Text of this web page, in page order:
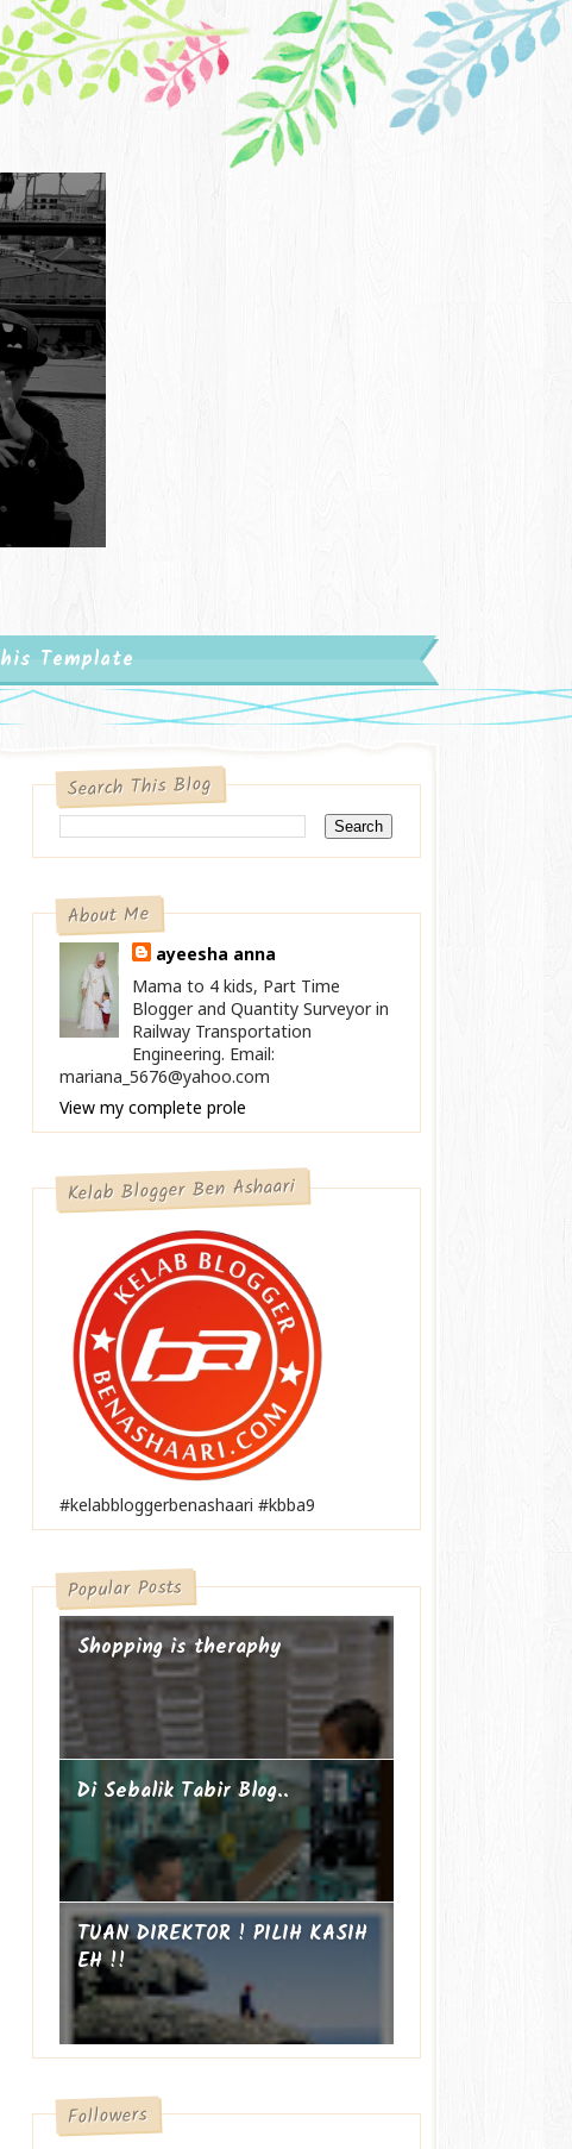
Template
Search This Blog
About Me
ayeesha anna
Mama to 4 kids, Part Time
Blogger and Quantity Surveyor in
Railway Transportation
Engineering. Email:
mariana_5676@yahoo.com
View my complete profile
Kelab Blogger Ben Ashaari
#kelabbloggerbenashaari #kbba9
Popular Posts
Shopping is theraphy
Di Sebalik Tabir Blog..
TUAN DIREKTOR ! PILIH KASIH
EH !!
Followers